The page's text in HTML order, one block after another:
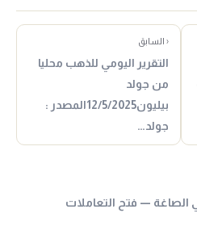
‹ السابق
التقرير اليومي للذهب محليا
من جولد
بيليون12/5/2025المصدر :
جولد…
في الصاغة — فتح التعاملات